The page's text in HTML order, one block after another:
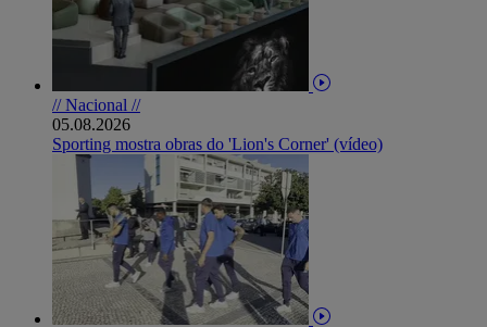
// Nacional //
05.08.2026
Sporting mostra obras do 'Lion's Corner' (vídeo)